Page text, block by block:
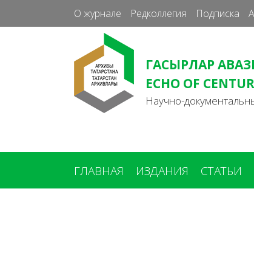
О журнале Редколлегия Подписка
ГАСЫРЛАР
ECHO OF
Научно-
ГЛАВНАЯ ИЗДАНИЯ СТАТЬИ